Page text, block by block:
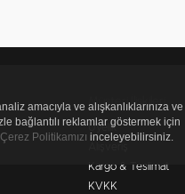
Müşteri İlişkileri
Üyelik
Kargo & Teslimat
KVKK
amacıyla ve alışkanlıklarınıza ve
bağlantılı reklamlar göstermek için
Çerez Politikamızı inceleyebilirsiniz.